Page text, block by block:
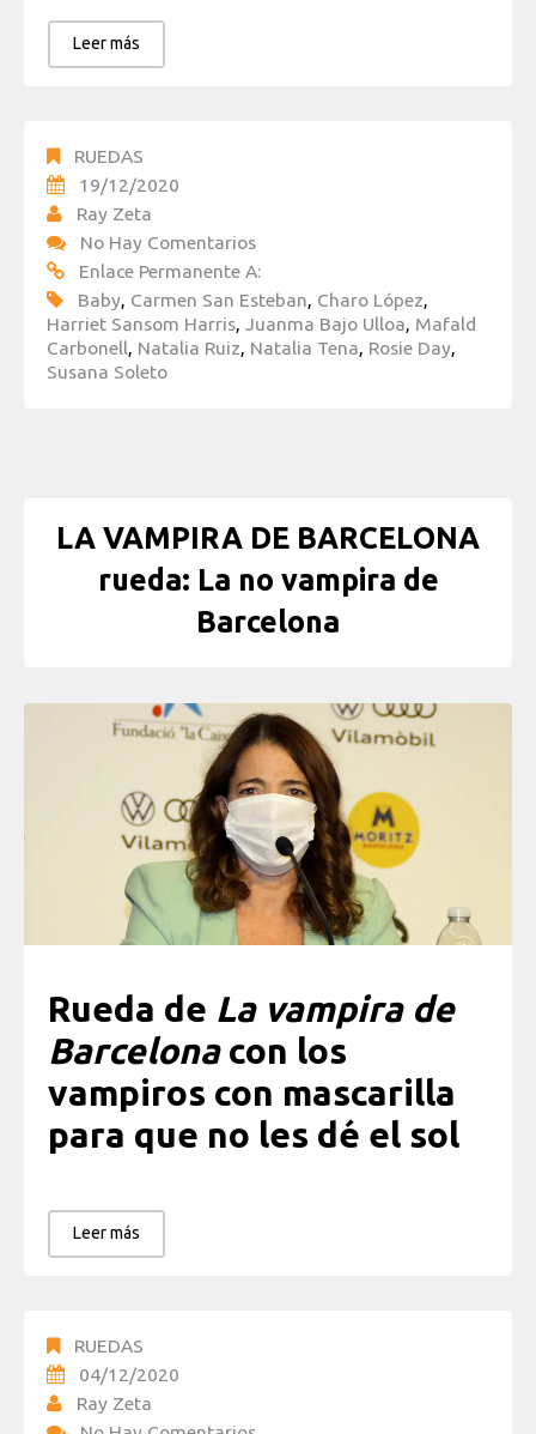
Leer más
RUEDAS
19/12/2020
Ray Zeta
No Hay Comentarios
Enlace Permanente A:
Baby, Carmen San Esteban, Charo López,
Harriet Sansom Harris, Juanma Bajo Ulloa, Mafald
Carbonell, Natalia Ruiz, Natalia Tena, Rosie Day,
Susana Soleto
LA VAMPIRA DE BARCELONA
rueda: La no vampira de
Barcelona
Rueda de La vampira de
Barcelonacon los
vampiros con mascarilla
para que no les dé el sol
Leer más
RUEDAS
04/12/2020
Ray Zeta